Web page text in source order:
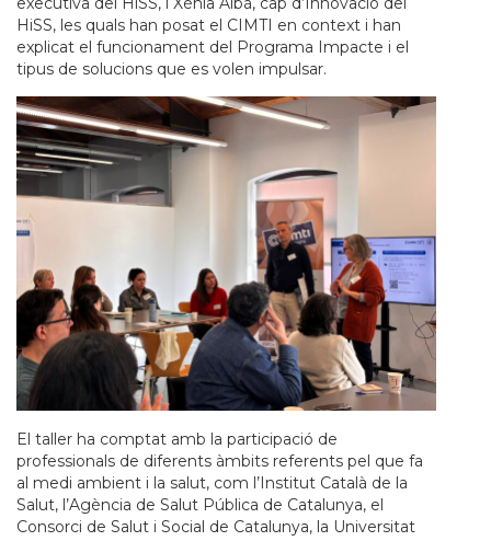
HiSS, les quals han posat el CIMTI en context i han
explicat el funcionament del Programa Impacte i el
tipus de solucions que es volen impulsar.
El taller ha comptat amb la participació de
professionals de diferents àmbits referents pel que fa
al medi ambient i la salut, com l’Institut Català de la
Salut, l’Agència de Salut Pública de Catalunya, el
Consorci de Salut i Social de Catalunya, la Universitat